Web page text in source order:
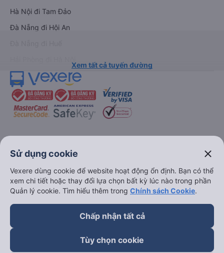
Hà Nội đi Tam Đảo
Đà Nẵng đi Hội An
Xem tất cả tuyến đường
keyboard_arrow_down
Về chúng tôi
keyboard_arrow_down
Hỗ trợ
keyboard_arrow_down
Trở thành đối tác
Đối tác thanh toán
Sử dụng cookie close
Vexere dùng cookie để website hoạt động ổn định. Bạn có thể
xem chi tiết hoặc thay đổi lựa chọn bất kỳ lúc nào trong phần
Quản lý cookie. Tìm hiểu thêm trong Chính sách Cookie.
Chấp nhận tất cả
Tùy chọn cookie